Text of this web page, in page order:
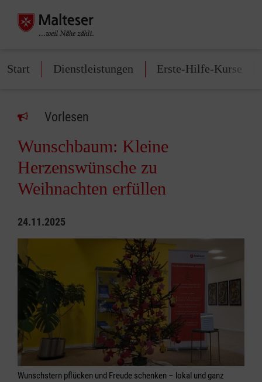
Start Dienstleistungen Erste-Hilfe-Kurse
Vorlesen
Wunschbaum: Kleine
Herzenswünsche zu
Weihnachten erfüllen
24.11.2025
Wunschstern pflücken und Freude schenken – lokal und ganz